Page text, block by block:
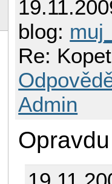
blog:
Re:
Admin